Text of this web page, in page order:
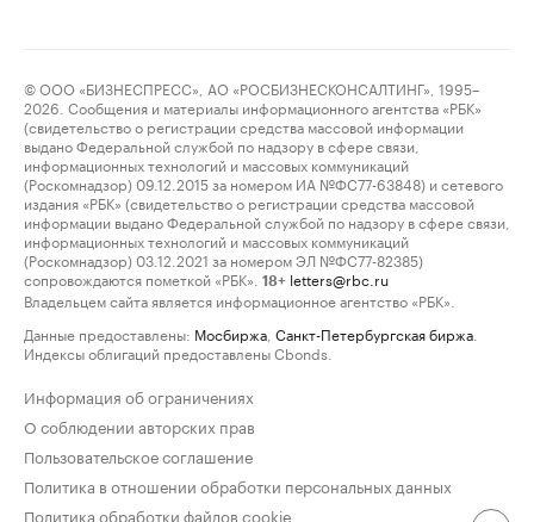
© ООО «БИЗНЕСПРЕСС», АО «РОСБИЗНЕСКОНСАЛТИНГ», 1995–
2026. Сообщения и материалы информационного агентства «РБК»
(свидетельство о регистрации средства массовой информации
выдано Федеральной службой по надзору в сфере связи,
информационных технологий и массовых коммуникаций
(Роскомнадзор) 09.12.2015 за номером ИА №ФС77-63848) и сетевого
издания «РБК» (свидетельство о регистрации средства массовой
информации выдано Федеральной службой по надзору в сфере связи,
информационных технологий и массовых коммуникаций
(Роскомнадзор) 03.12.2021 за номером ЭЛ №ФС77-82385)
сопровождаются пометкой «РБК».
18+ letters@rbc.ru
Владельцем сайта является информационное агентство «РБК».
Данные предоставлены: Мосбиржа Санкт-Петербургская биржа
Индексы облигаций предоставлены Cbonds.
Информация об ограничениях
О соблюдении авторских прав
Пользовательское соглашение
Политика в отношении обработки персональных данных
Политика обработки файлов cookie